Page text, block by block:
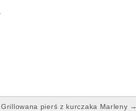
Grillowana pierś z kurczaka Marleny →